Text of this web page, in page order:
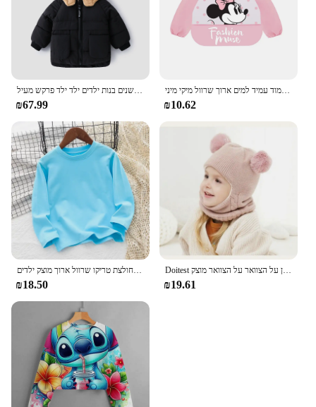
עונדים 2024 חורף ילדים תינוק מעיל קריקטורה דוב האוזניים ז 'קט ברדס 1-6 שנים בנות ילדים ילד ילד פרקש מעיל
₪67.99
דיסני תינוק ליקוק חמוד עמיד למים ארוך שרוול מיקי מיני Cartoon ליקוק בד האכלת סינר עם כיס ילד סינר חלוק
₪10.62
₪18.50
Doitest התינוק ילד ביאני להגן על הצוואר על הצוואר מוצק windproof windcribest ילדים בנות earflap
₪19.61